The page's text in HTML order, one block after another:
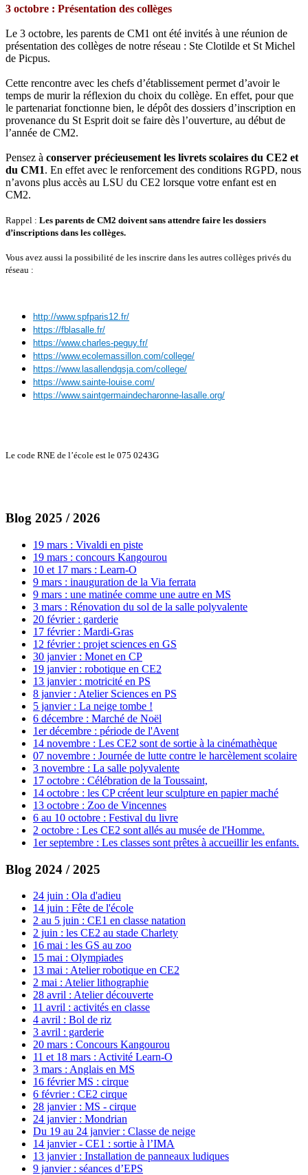
3 octobre : Présentation des collèges
Le 3 octobre, les parents de CM1 ont été invités à une réunion de
présentation des collèges de notre réseau : Ste Clotilde et St Michel
de Picpus.
Cette rencontre avec les chefs d’établissement permet d’avoir le
temps de murir la réflexion du choix du collège. En effet, pour que
le partenariat fonctionne bien, le dépôt des dossiers d’inscription en
provenance du St Esprit doit se faire dès l’ouverture, au début de
l’année de CM2.
Pensez à conserver précieusement les livrets scolaires du CE2 et
du CM1. En effet avec le renforcement des conditions RGPD, nous
n’avons plus accès au LSU du CE2 lorsque votre enfant est en
CM2.
Rappel : Les parents de CM2 doivent sans attendre faire les dossiers
d’inscriptions dans les collèges.
Vous avez aussi la possibilité de les inscrire dans les autres collèges privés du
réseau :
http://www.spfparis12.fr/
https://fblasalle.fr/
https://www.charles-peguy.fr/
https://www.ecolemassillon.com/college/
https://www.lasallendgsja.com/college/
https://www.sainte-louise.com/
https://www.saintgermaindecharonne-lasalle.org/
Le code RNE de l’école est le 075 0243G
Blog 2025 / 2026
19 mars : Vivaldi en piste
19 mars : concours Kangourou
10 et 17 mars : Learn-O
9 mars : inauguration de la Via ferrata
9 mars : une matinée comme une autre en MS
3 mars : Rénovation du sol de la salle polyvalente
20 février : garderie
17 février : Mardi-Gras
12 février : projet sciences en GS
30 janvier : Monet en CP
19 janvier : robotique en CE2
13 janvier : motricité en PS
8 janvier : Atelier Sciences en PS
5 janvier : La neige tombe !
6 décembre : Marché de Noël
1er décembre : période de l'Avent
14 novembre : Les CE2 sont de sortie à la cinémathèque
07 novembre : Journée de lutte contre le harcèlement scolaire
3 novembre : La salle polyvalente
17 octobre : Célébration de la Toussaint,
14 octobre : les CP créent leur sculpture en papier maché
13 octobre : Zoo de Vincennes
6 au 10 octobre : Festival du livre
2 octobre : Les CE2 sont allés au musée de l'Homme.
1er septembre : Les classes sont prêtes à accueillir les enfants.
Blog 2024 / 2025
24 juin : Ola d'adieu
14 juin : Fête de l'école
2 au 5 juin : CE1 en classe natation
2 juin : les CE2 au stade Charlety
16 mai : les GS au zoo
15 mai : Olympiades
13 mai : Atelier robotique en CE2
2 mai : Atelier lithographie
28 avril : Atelier découverte
11 avril : activités en classe
4 avril : Bol de riz
3 avril : garderie
20 mars : Concours Kangourou
11 et 18 mars : Activité Learn-O
3 mars : Anglais en MS
16 février MS : cirque
6 février : CE2 cirque
28 janvier : MS - cirque
24 janvier : Mondrian
Du 19 au 24 janvier : Classe de neige
14 janvier - CE1 : sortie à l’IMA
13 janvier : Installation de panneaux ludiques
9 janvier : séances d’EPS